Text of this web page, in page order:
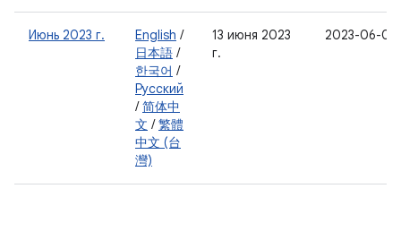
Июнь 2023 г. English /
日本語 /
한국어 /
Русский
/简体中
文 /繁體
中文 (台
灣)
13 июня 2023
г.
2023-06-05